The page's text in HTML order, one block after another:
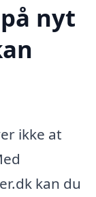
nyt
ikke at
kan du